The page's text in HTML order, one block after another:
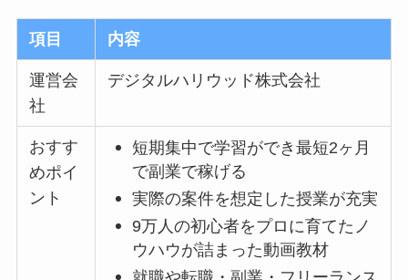
項目 内容
運営会
社
デジタルハリウッド株式会社
おすす
めポイ
ント
短期集中で学習ができ最短2ヶ月
で副業で稼げる
実際の案件を想定した授業が充実
9万人の初心者をプロに育てたノ
ウハウが詰まった動画教材